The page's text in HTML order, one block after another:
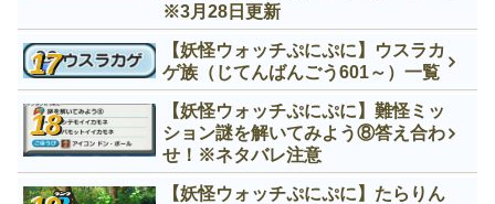
※3月28日更新
【妖怪ウォッチぷにぷに】ウスラカ
ゲ族（じてんばんごう601～）一覧
【妖怪ウォッチぷにぷに】難怪ミッ
ション謎を解いてみよう⑧答え合わ
せ！※ネタバレ注意
【妖怪ウォッチぷにぷに】たらりん